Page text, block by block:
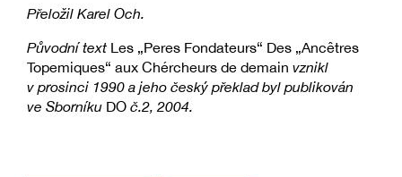
Přeložil Karel Och.
Původní text Les „Peres Fondateurs“ Des „Ancêtres
Topemiques“ aux Chércheurs de demain vznikl
v prosinci 1990 a jeho český překlad byl publikován
ve Sborníku DO č.2, 2004.